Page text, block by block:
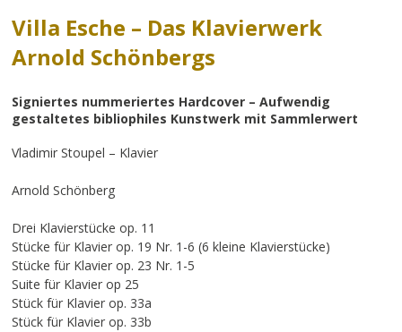
Villa Esche – Das Klavierwerk
Arnold Schönbergs
Signiertes nummeriertes Hardcover – Aufwendig
gestaltetes bibliophiles Kunstwerk mit Sammlerwert
Vladimir Stoupel – Klavier
Arnold Schönberg
Drei Klavierstücke op. 11
Stücke für Klavier op. 19 Nr. 1-6 (6 kleine Klavierstücke)
Stücke für Klavier op. 23 Nr. 1-5
Suite für Klavier op 25
Stück für Klavier op. 33a
Stück für Klavier op. 33b